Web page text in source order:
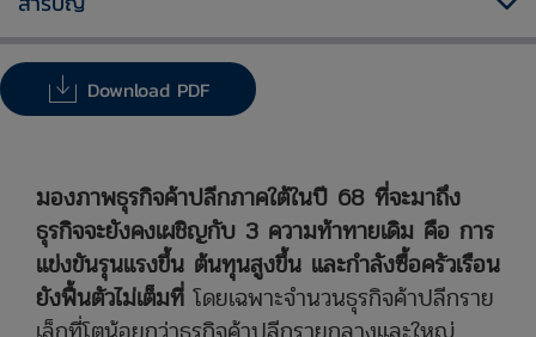
มองภาพธุรกิจค้าปลีกภาคใต้ในปี 68 ที่จะมาถึง
ธุรกิจจะยังคงเผชิญกับ 3 ความท้าทายเดิม คือ การ
แข่งขันรุนแรงขึ้น ต้นทุนสูงขึ้น และกำลังซื้อครัวเรือน
ยังฟื้นตัวไม่เต็มที่โดยเฉพาะจำนวนธุรกิจค้าปลีกราย
Download PDF